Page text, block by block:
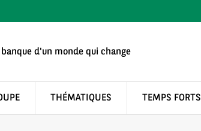
banque d'un monde qui change
THÉMATIQUES TEMPS FORTS